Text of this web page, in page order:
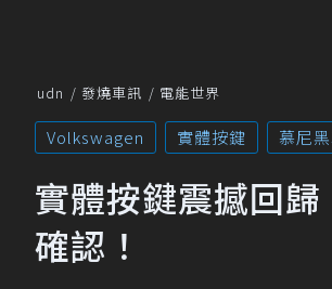
udn 發燒車訊 電能世界
Volkswagen 實體按鍵 慕尼
實體按鍵震撼回
確認！